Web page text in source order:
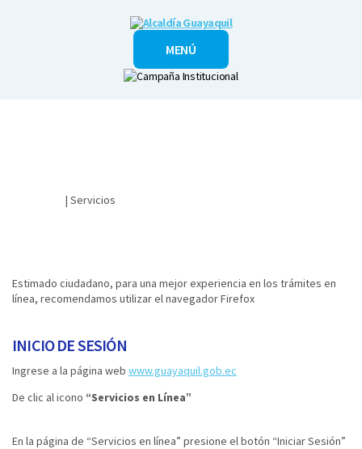
Alcaldía
GuayaquilMENÚ
| Servicios
Estimado ciudadano, para una mejor experiencia en los trámites en
línea, recomendamos utilizar el navegador Firefox​
INICIO DE SESIÓN
Ingrese a la página web www.guayaquil.gob.ec
De clic al icono “Servicios en Línea”
En la página de “Servicios en línea” presione el botón “Iniciar Sesión”